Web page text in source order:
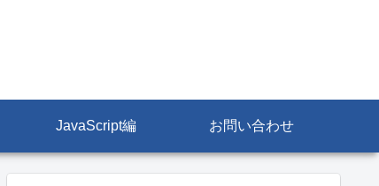
JavaScript編 お問い合わせ